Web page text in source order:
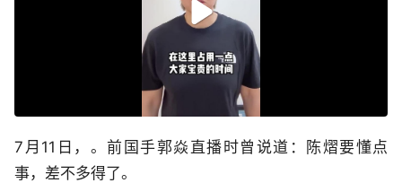
7月11日，。前国手郭焱直播时曾说道：陈熠要懂点
事，差不多得了。